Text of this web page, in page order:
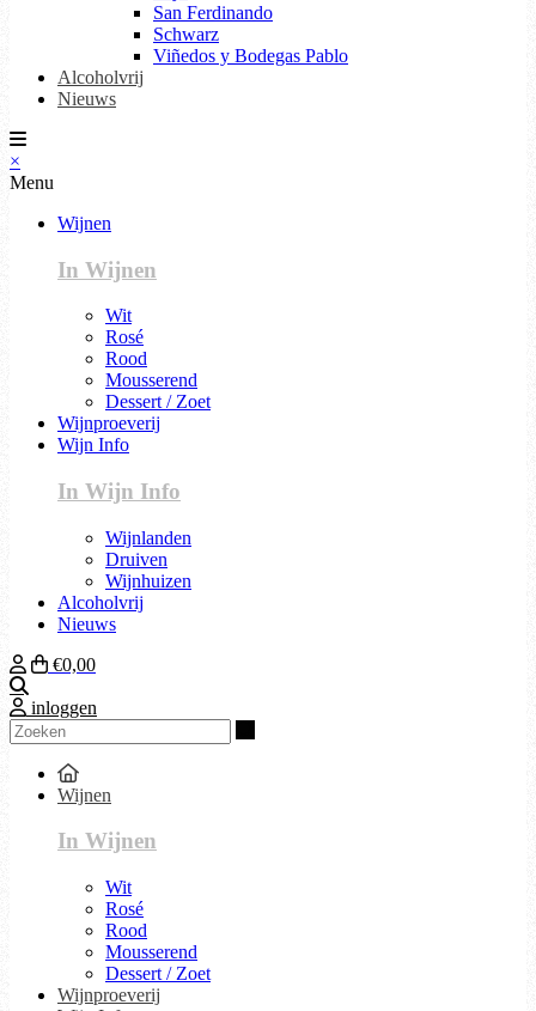
San Ferdinando
Schwarz
Viñedos y Bodegas Pablo
Alcoholvrij
Nieuws
×
Menu
Wijnen
In Wijnen
Wit
Rosé
Rood
Mousserend
Dessert / Zoet
Wijnproeverij
Wijn Info
In Wijn Info
Wijnlanden
Druiven
Wijnhuizen
Alcoholvrij
Nieuws
€0,00
inloggen
Wijnen
In Wijnen
Wit
Rosé
Rood
Mousserend
Dessert / Zoet
Wijnproeverij